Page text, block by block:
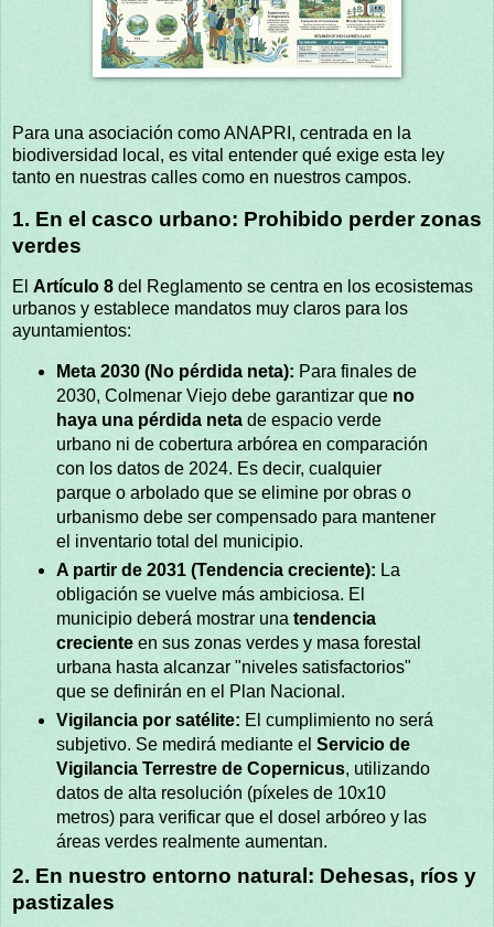
Para una asociación como ANAPRI, centrada en la
biodiversidad local, es vital entender qué exige esta ley
tanto en nuestras calles como en nuestros campos.
1. En el casco urbano: Prohibido perder zonas
verdes
El Artículo 8 del Reglamento se centra en los ecosistemas
urbanos y establece mandatos muy claros para los
ayuntamientos:
Meta 2030 (No pérdida neta): Para finales de
2030, Colmenar Viejo debe garantizar que no
haya una pérdida netade espacio verde
urbano ni de cobertura arbórea en comparación
con los datos de 2024. Es decir, cualquier
parque o arbolado que se elimine por obras o
urbanismo debe ser compensado para mantener
el inventario total del municipio.
A partir de 2031 (Tendencia creciente): La
obligación se vuelve más ambiciosa. El
municipio deberá mostrar una tendencia
crecienteen sus zonas verdes y masa forestal
urbana hasta alcanzar "niveles satisfactorios"
que se definirán en el Plan Nacional.
Vigilancia por satélite: El cumplimiento no será
subjetivo. Se medirá mediante el Servicio de
Vigilancia Terrestre de Copernicus, utilizando
datos de alta resolución (píxeles de 10x10
metros) para verificar que el dosel arbóreo y las
áreas verdes realmente aumentan.
2. En nuestro entorno natural: Dehesas, ríos y
pastizales